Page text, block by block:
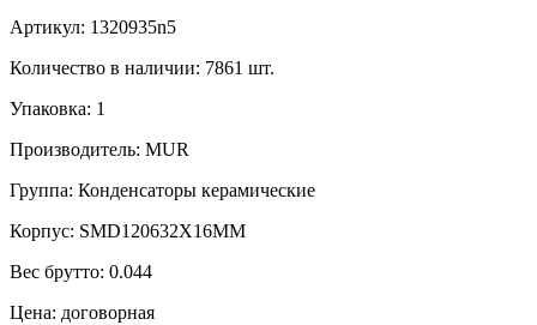
Артикул: 1320935n5
Количество в наличии: 7861 шт.
Упаковка: 1
Производитель: MUR
Группа: Конденсаторы керамические
Корпус: SMD120632X16MM
Вес брутто: 0.044
Цена: договорная